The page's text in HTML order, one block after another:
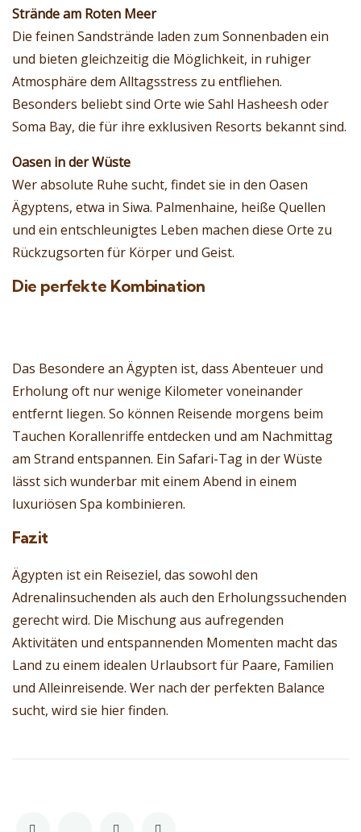
Strände am Roten Meer
Die feinen Sandstrände laden zum Sonnenbaden ein
und bieten gleichzeitig die Möglichkeit, in ruhiger
Atmosphäre dem Alltagsstress zu entfliehen.
Besonders beliebt sind Orte wie Sahl Hasheesh oder
Soma Bay, die für ihre exklusiven Resorts bekannt sind.
Oasen in der Wüste
Wer absolute Ruhe sucht, findet sie in den Oasen
Ägyptens, etwa in Siwa. Palmenhaine, heiße Quellen
und ein entschleunigtes Leben machen diese Orte zu
Rückzugsorten für Körper und Geist.
Die perfekte Kombination
Das Besondere an Ägypten ist, dass Abenteuer und
Erholung oft nur wenige Kilometer voneinander
entfernt liegen. So können Reisende morgens beim
Tauchen Korallenriffe entdecken und am Nachmittag
am Strand entspannen. Ein Safari-Tag in der Wüste
lässt sich wunderbar mit einem Abend in einem
luxuriösen Spa kombinieren.
Fazit
Ägypten ist ein Reiseziel, das sowohl den
Adrenalinsuchenden als auch den Erholungssuchenden
gerecht wird. Die Mischung aus aufregenden
Aktivitäten und entspannenden Momenten macht das
Land zu einem idealen Urlaubsort für Paare, Familien
und Alleinreisende. Wer nach der perfekten Balance
sucht, wird sie hier finden.